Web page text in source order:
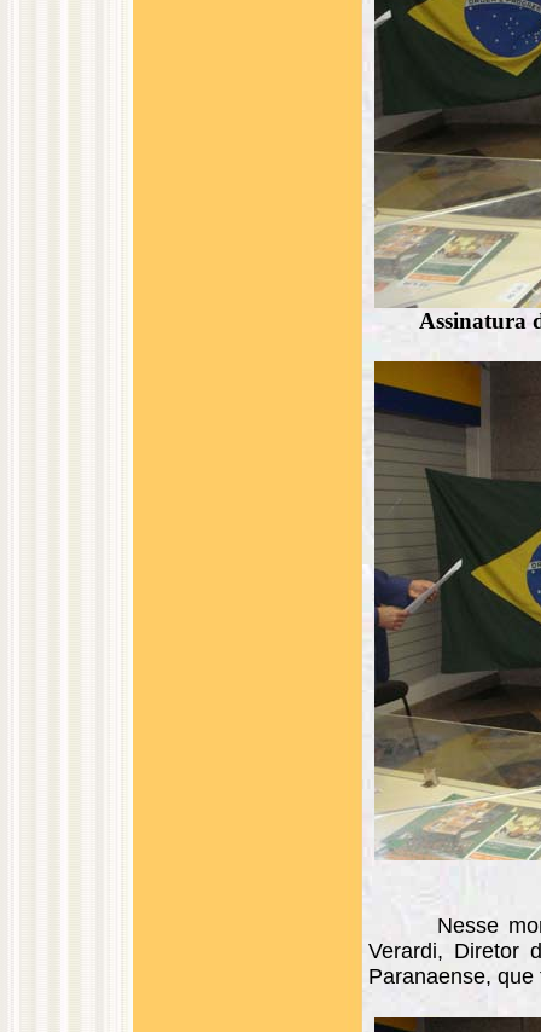
Assinatura
Nesse
Verardi, Diretor
Paranaense,